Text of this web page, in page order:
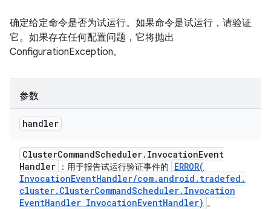
确定给定命令是否为试运行。如果命令是试运行，请验证
它。如果存在任何配置问题，它将抛出
ConfigurationException。
参数
handler
ClusterCommandScheduler. InvocationEvent
Handler
：用于报告试运行验证事件的
ERROR(
InvocationEventHandler/com.android . tradefed .
cluster. ClusterCommandScheduler. Invocation
EventHandler InvocationEventHandler) 。